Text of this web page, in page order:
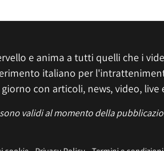
e anima a tutti quelli che i
italiano per
con articoli, news, video, live
validi al momento della